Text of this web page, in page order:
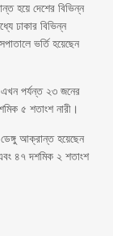
হয়ে দেশের বিভিন্ন
ঢাকার বিভিন্ন
ভর্তি হয়েছেন
পর্যন্ত ২৩ জনের
৫ শতাংশ নারী।
আক্রান্ত হয়েছেন
৪৭ দশমিক ২ শতাংশ